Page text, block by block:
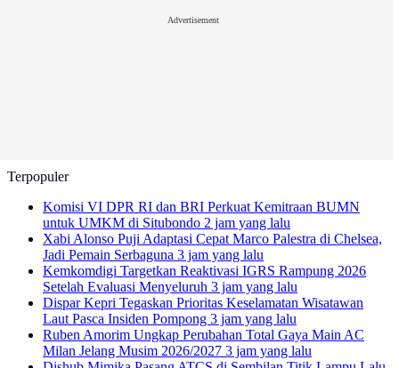
Advertisement
Terpopuler
Komisi VI DPR RI dan BRI Perkuat Kemitraan BUMN
untuk UMKM di Situbondo 2 jam yang lalu
Xabi Alonso Puji Adaptasi Cepat Marco Palestra di Chelsea,
Jadi Pemain Serbaguna 3 jam yang lalu
Kemkomdigi Targetkan Reaktivasi IGRS Rampung 2026
Setelah Evaluasi Menyeluruh 3 jam yang lalu
Dispar Kepri Tegaskan Prioritas Keselamatan Wisatawan
Laut Pasca Insiden Pompong 3 jam yang lalu
Ruben Amorim Ungkap Perubahan Total Gaya Main AC
Milan Jelang Musim 2026/2027 3 jam yang lalu